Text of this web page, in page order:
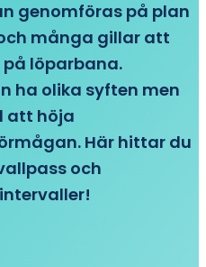
genomföras på plan
många gillar att
löparbana.
ha olika syften men
att höja
Här hittar du
och